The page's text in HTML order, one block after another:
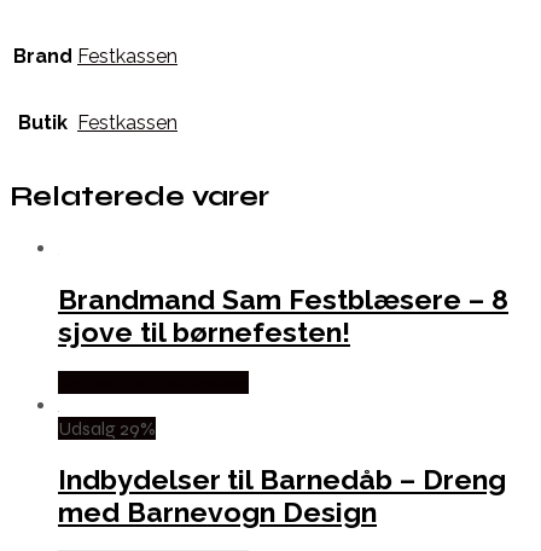
Brand Festkassen
Butik Festkassen
Relaterede varer
Brandmand Sam Festblæsere – 8
sjove til børnefesten!
Udsalg 29%
Indbydelser til Barnedåb – Dreng
med Barnevogn Design